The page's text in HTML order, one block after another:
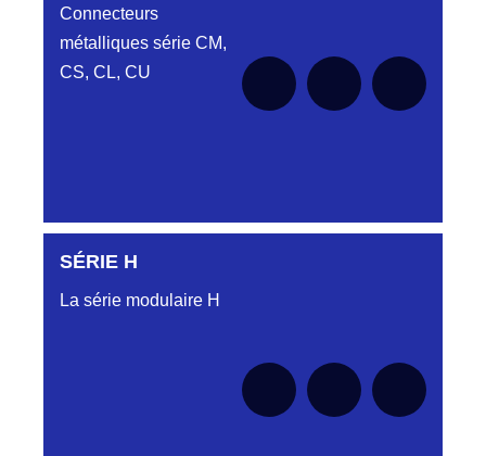
Connecteurs
métalliques série CM,
CS, CL, CU
Aucune pièce disponible pour cette série pour
SÉRIE H
La série modulaire H